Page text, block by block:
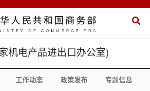
机电产品进出口办公室)
工作动态 政策发布 专题信息